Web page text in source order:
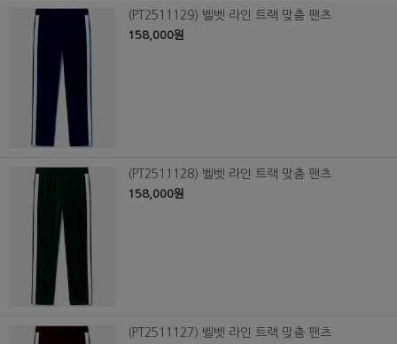
(PT2511129) 벨벳 라인 트랙 맞춤 팬츠
158,000원
(PT2511128) 벨벳 라인 트랙 맞춤 팬츠
158,000원
(PT2511127) 벨벳 라인 트랙 맞춤 팬츠